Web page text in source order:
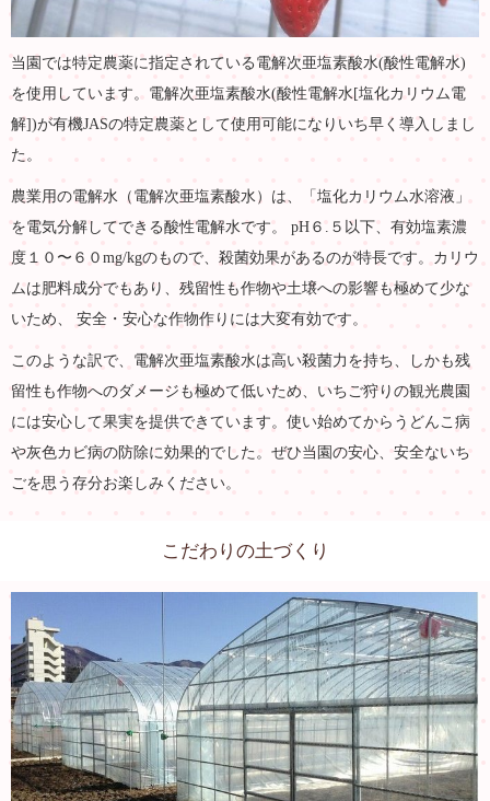
当園では特定農薬に指定されている電解次亜塩素酸水(酸性電解水)
を使用しています。電解次亜塩素酸水(酸性電解水[塩化カリウム電
解])が有機JASの特定農薬として使用可能になりいち早く導入しまし
た。
農業用の電解水（電解次亜塩素酸水）は、「塩化カリウム水溶液」
を電気分解してできる酸性電解水です。 pH６.５以下、有効塩素濃
度１０〜６０mg/kgのもので、殺菌効果があるのが特長です。カリウ
ムは肥料成分でもあり、残留性も作物や土壌への影響も極めて少な
いため、 安全・安心な作物作りには大変有効です。
このような訳で、電解次亜塩素酸水は高い殺菌力を持ち、しかも残
留性も作物へのダメージも極めて低いため、いちご狩りの観光農園
には安心して果実を提供できています。使い始めてからうどんこ病
や灰色カビ病の防除に効果的でした。ぜひ当園の安心、安全ないち
ごを思う存分お楽しみください。
こだわりの土づくり